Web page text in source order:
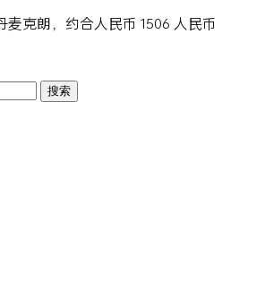
麦克朗，约合人民币 1506 人民币